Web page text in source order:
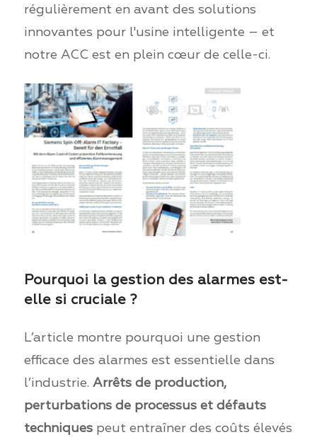
régulièrement en avant des solutions
innovantes pour l'usine intelligente – et
notre ACC est en plein cœur de celle-ci.
Pourquoi la gestion des alarmes est-
elle si cruciale ?
L’article montre pourquoi une gestion
efficace des alarmes est essentielle dans
l’industrie. Arrêts de production,
perturbations de processus et défauts
techniquespeut entraîner des coûts élevés